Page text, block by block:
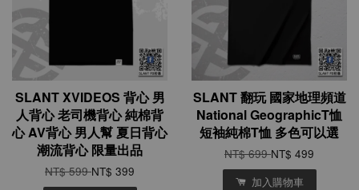
SLANT XVIDEOS 背心 男
人背心 老司機背心 純棉背
心 AV背心 男人幫 夏日背心
潮流背心 限量出品
NT$ 599NT$ 399
SLANT 翻玩 國家地理頻道
National GeographicT恤
短袖純棉T恤 多色可以選
NT$ 699NT$ 499
加入購物車